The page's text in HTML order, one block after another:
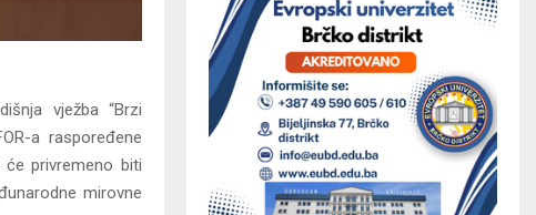
vježba “Brzi
a raspoređene
privremeno biti
mirovne